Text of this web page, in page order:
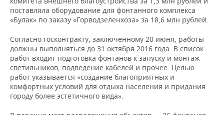
поставляла оборудование для фонтанного комплекса
«Булак» по заказу «Горводзеленхоза» за 18,6 млн рублей.
Согласно госконтракту, заключенному 20 июня, работы
должны выполняться до 31 октября 2016 года. В список
работ входит подготовка фонтанов к запуску и монтаж
светильников, подведение кабелей и прочее. Целью
работ указывается «создание благоприятных и
комфортных условий для отдыха населения и придания
городу более эстетичного вида».